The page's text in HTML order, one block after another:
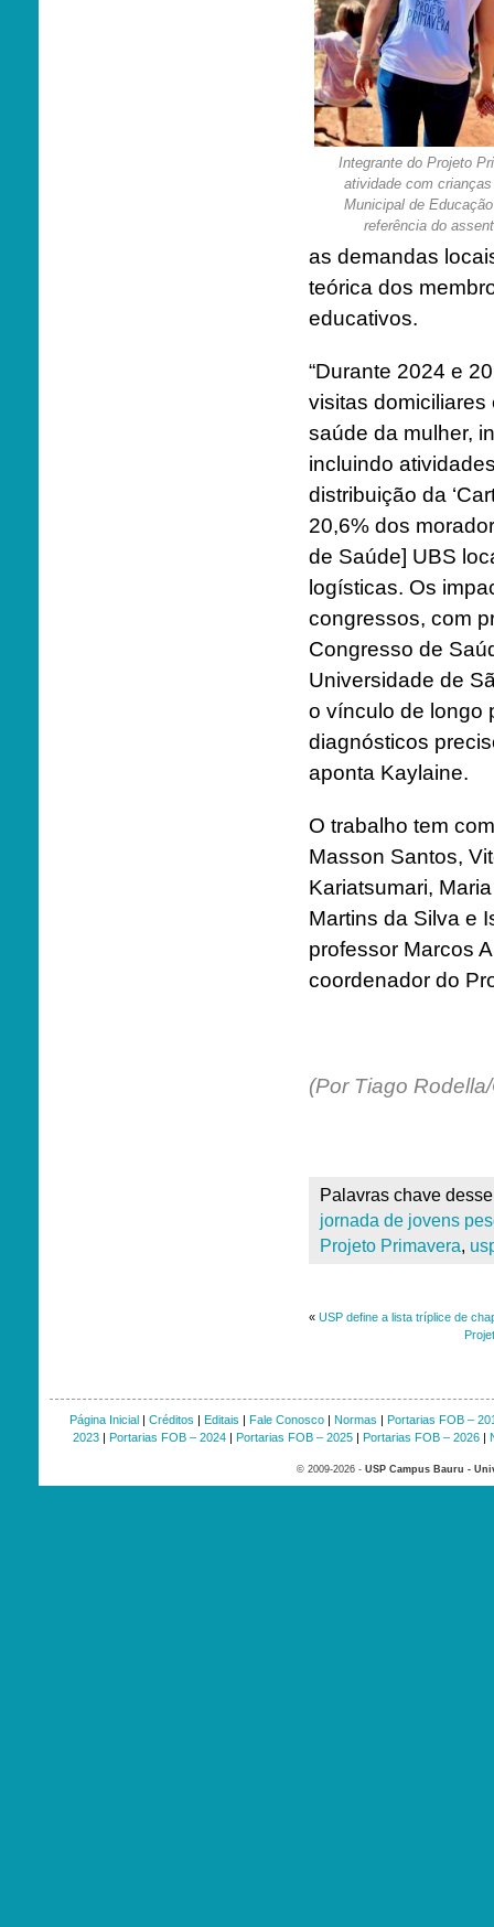
Integrante do Projeto
atividade com
Municipal de
referência do
as demandas
teórica dos
educativos.
“Durante 2024 e
visitas
saúde da mulher,
incluindo
distribuição da
20,6% dos
de Saúde] UBS
logísticas. Os
congressos, com
Congresso de
Universidade de
o vínculo de longo
diagnósticos
aponta Kaylaine.
O trabalho tem
Masson Santos,
Kariatsumari,
Martins da Silva e
professor Marcos
coordenador do
(Por Tiago
Palavras chave
jornada de jovens
Projeto Primavera,
« USP define a lista tríplice de
Página Inicial| Créditos | Editais | Fale Conosco| Normas | Portarias FOB –
2023| Portarias FOB – 2024| Portarias FOB – 2025| Portarias FOB – 2026|
© 2009-2026 - USP Campus Bauru -